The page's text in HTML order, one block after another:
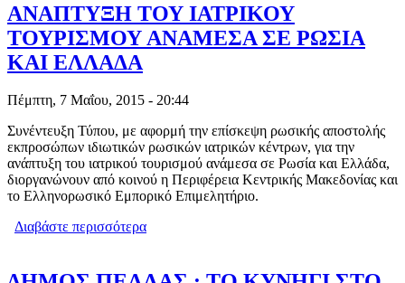
ΑΝΑΠΤΥΞΗ ΤΟΥ ΙΑΤΡΙΚΟΥ
ΤΟΥΡΙΣΜΟΥ ΑΝΑΜΕΣΑ ΣΕ ΡΩΣΙΑ
ΚΑΙ ΕΛΛΑΔΑ
Πέμπτη, 7 Μαΐου, 2015 - 20:44
Συνέντευξη Τύπου, με αφορμή την επίσκεψη ρωσικής αποστολής
εκπροσώπων ιδιωτικών ρωσικών ιατρικών κέντρων, για την
ανάπτυξη του ιατρικού τουρισμού ανάμεσα σε Ρωσία και Ελλάδα,
διοργανώνουν από κοινού η Περιφέρεια Κεντρικής Μακεδονίας και
το Ελληνορωσικό Εμπορικό Επιμελητήριο.
Διαβάστε περισσότερα